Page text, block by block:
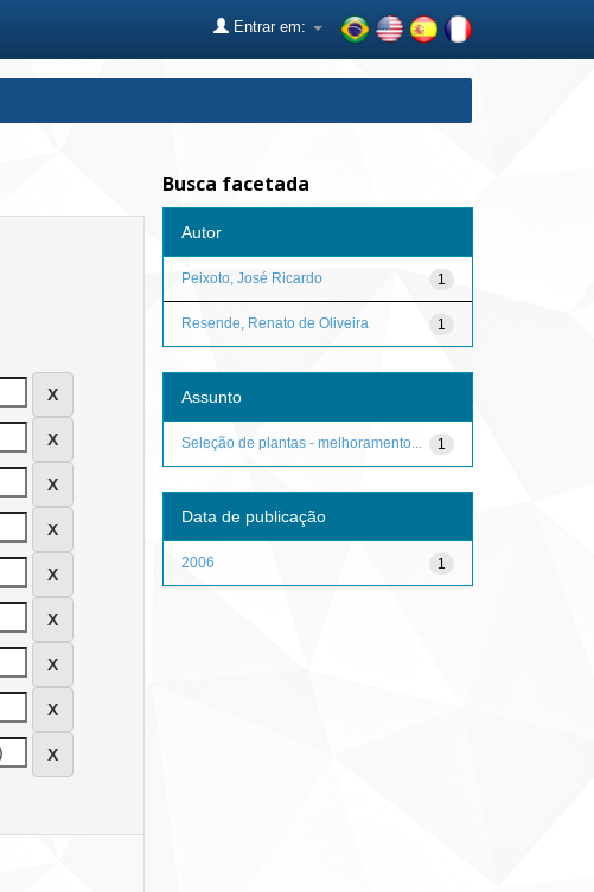
Entrar em:
Busca facetada
Autor
1
Peixoto, José Ricardo
1
Resende, Renato de Oliveira
Assunto
1
Seleção de plantas - melhoramento...
Data de publicação
1
2006